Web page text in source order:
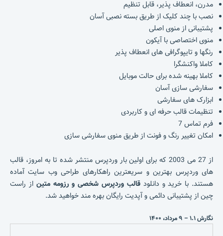
مدرن، انعطاف پذیر، قابل تنظیم
نصب با چند کلیک از طریق بسته نصبی آسان
پشتیبانی از منوی اصلی
منوی اختصاصی با آیکون
رنگها و تایپوگرافی های انعطاف پذیر
کاملا واکنشگرا
کاملا بهینه شده برای حالت موبایل
سفارشی سازی آسان
ابزارک های سفارشی
تنظیمات قالب حرفه ای و کاربردی
فرم تماس 7
امکان تغییر رنگ و فونت از طریق منوی سفارشی سازی
از 27 می 2003 که برای اولین بار وردپرس منتشر شده تا به امروز، قالب
های وردپرس بهترین و سریعترین راهکارهای طراحی وب سایت آماده
هستند. با خرید و دانلودقالب وردپرس شخصی و رزومه متین از راست
چین از پشتیبانی دائمی و آپدیت رایگان بهره مند خواهید شد.
نگارش ۱.۱ – ۹ مرداد، ۱۴۰۰